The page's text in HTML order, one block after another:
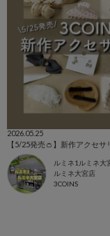
2026.05.25
ルミネ1ルミネ大
ルミネ大宮店
3COINS